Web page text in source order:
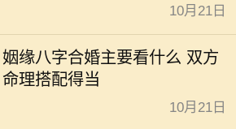
10月21日
姻缘八字合婚主要看什么 双方
命理搭配得当
10月21日